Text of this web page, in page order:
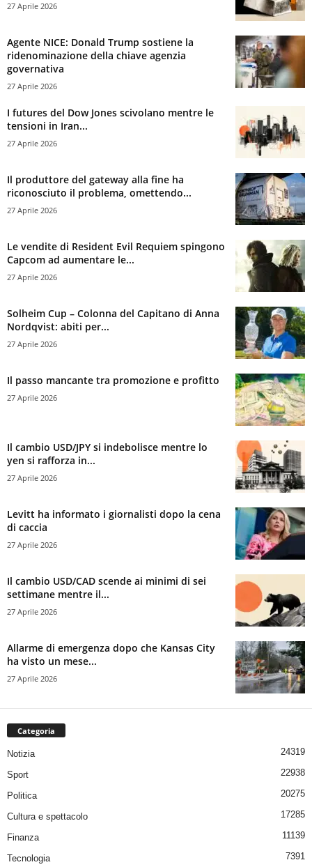
27 Aprile 2026
Agente NICE: Donald Trump sostiene la
ridenominazione della chiave agenzia
governativa
27 Aprile 2026
I futures del Dow Jones scivolano mentre le
tensioni in Iran...
27 Aprile 2026
Il produttore del gateway alla fine ha
riconosciuto il problema, omettendo...
27 Aprile 2026
Le vendite di Resident Evil Requiem spingono
Capcom ad aumentare le...
27 Aprile 2026
Solheim Cup – Colonna del Capitano di Anna
Nordqvist: abiti per...
27 Aprile 2026
Il passo mancante tra promozione e profitto
27 Aprile 2026
Il cambio USD/JPY si indebolisce mentre lo
yen si rafforza in...
27 Aprile 2026
Levitt ha informato i giornalisti dopo la cena
di caccia
27 Aprile 2026
Il cambio USD/CAD scende ai minimi di sei
settimane mentre il...
27 Aprile 2026
Allarme di emergenza dopo che Kansas City
ha visto un mese...
27 Aprile 2026
Categoria
Notizia 24319
Sport 22938
Politica 20275
Cultura e spettacolo 17285
Finanza 11139
Tecnologia 7391